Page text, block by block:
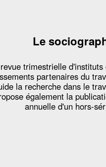
Le
trimestrielle d'instituts
partenaires du
la recherche dans le
également la
annuelle d'un hors-